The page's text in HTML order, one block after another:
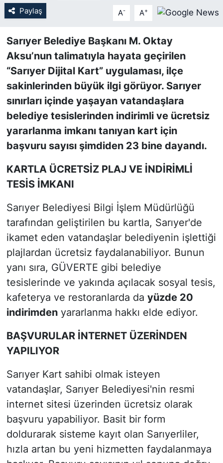
Paylaş A- A+
Sarıyer Belediye Başkanı M. Oktay
Aksu’nun talimatıyla hayata geçirilen
“Sarıyer Dijital Kart” uygulaması, ilçe
sakinlerinden büyük ilgi görüyor. Sarıyer
sınırları içinde yaşayan vatandaşlara
belediye tesislerinden indirimli ve ücretsiz
yararlanma imkanı tanıyan kart için
başvuru sayısı şimdiden 23 bine dayandı.
KARTLA ÜCRETSİZ PLAJ VE İNDİRİMLİ
TESİS İMKANI
Sarıyer Belediyesi Bilgi İşlem Müdürlüğü
tarafından geliştirilen bu kartla, Sarıyer'de
ikamet eden vatandaşlar belediyenin işlettiği
plajlardan ücretsiz faydalanabiliyor. Bunun
yanı sıra, GÜVERTE gibi belediye
tesislerinde ve yakında açılacak sosyal tesis,
kafeterya ve restoranlarda da yüzde 20
indirimdenyararlanma hakkı elde ediyor.
BAŞVURULAR İNTERNET ÜZERİNDEN
YAPILIYOR
Sarıyer Kart sahibi olmak isteyen
vatandaşlar, Sarıyer Belediyesi'nin resmi
internet sitesi üzerinden ücretsiz olarak
başvuru yapabiliyor. Basit bir form
doldurarak sisteme kayıt olan Sarıyerliler,
hızla artan bu yeni hizmetten faydalanmaya
SEKTÖR
SİYASET
SON DAKİKA HABERİ
SPOR
TEKNOLOJİ
TÜRKİYE VE DÜNYA GÜNDEMİ
VİDEO GALERİ